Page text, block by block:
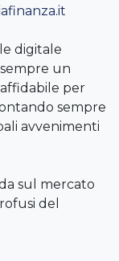
digitale
un
per
sempre
avvenimenti
sul mercato
del